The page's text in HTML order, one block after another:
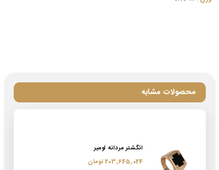
محصولات مشابه
انگشتر مردانه لومیر
203,645,024 تومان